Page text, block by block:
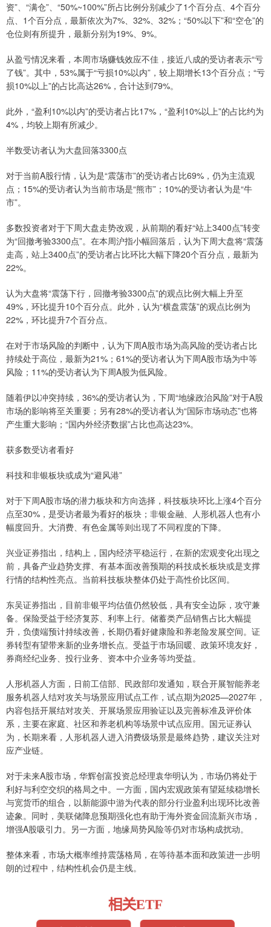
资”、“满仓”、“50%~100%”所占比例分别减少了1个百分点、4个百分
点、1个百分点，最新依次为7%、32%、32%；“50%以下”和“空仓”的
仓位则有所提升，最新分别为19%、9%。
从盈亏情况来看，本周市场赚钱效应不佳，接近八成的受访者表示“亏
了钱”。其中，53%属于“亏损10%以内”，较上期增长13个百分点；“亏
损10%以上”的占比高达26%，合计达到79%。
此外，“盈利10%以内”的受访者占比17%，“盈利10%以上”的占比约为
4%，均较上期有所减少。
半数受访者认为大盘回落3300点
对于当前A股行情，认为是“震荡市”的受访者占比69%，仍为主流观
点；15%的受访者认为当前市场是“熊市”；10%的受访者认为是“牛
市”。
多数投资者对于下周大盘走势改观，从前期的看好“站上3400点”转变
为“回撤考验3300点”。在本周沪指小幅回落后，认为下周大盘将“震荡
走高，站上3400点”的受访者占比环比大幅下降20个百分点，最新为
22%。
认为大盘将“震荡下行，回撤考验3300点”的观点比例大幅上升至
49%，环比提升10个百分点。此外，认为“横盘震荡”的观点比例为
22%，环比提升7个百分点。
在对于市场风险的判断中，认为下周A股市场为高风险的受访者占比
持续处于高位，最新为21%；61%的受访者认为下周A股市场为中等
风险；11%的受访者认为下周A股为低风险。
随着伊以冲突持续，36%的受访者认为，下周“地缘政治风险”对于A股
市场的影响将至关重要；另有28%的受访者认为“国际市场动态”也将
产生重大影响；“国内外经济数据”占比也高达23%。
获多数受访者看好
科技和非银板块或成为“避风港”
对于下周A股市场的潜力板块和方向选择，科技板块环比上涨4个百分
点至30%，是受访者最为看好的板块；非银金融、人形机器人也有小
幅度回升。大消费、有色金属等则出现了不同程度的下降。
兴业证券指出，结构上，国内经济平稳运行，在新的宏观变化出现之
前，具备产业趋势支撑、有基本面改善预期的科技成长板块或是支撑
行情的结构性亮点。当前科技板块整体仍处于高性价比区间。
东吴证券指出，目前非银平均估值仍然较低，具有安全边际，攻守兼
备。保险受益于经济复苏、利率上行。储蓄类产品销售占比大幅提
升，负债端预计持续改善，长期仍看好健康险和养老险发展空间。证
券转型有望带来新的业务增长点。受益于市场回暖、政策环境友好，
券商经纪业务、投行业务、资本中介业务等均受益。
人形机器人方面，日前工信部、民政部印发通知，联合开展智能养老
服务机器人结对攻关与场景应用试点工作，试点期为2025—2027年，
内容包括开展结对攻关、开展场景应用验证以及完善标准及评价体
系，主要在家庭、社区和养老机构等场景中试点应用。国元证券认
为，长期来看，人形机器人进入消费级场景是最终趋势，建议关注对
应产业链。
对于未来A股市场，华辉创富投资总经理袁华明认为，市场仍将处于
利好与利空交织的格局之中。一方面，国内宏观政策有望延续稳增长
与宽货币的组合，以新能源中游为代表的部分行业盈利出现环比改善
迹象。同时，美联储降息预期强化也有助于海外资金回流新兴市场，
增强A股吸引力。另一方面，地缘局势风险等仍对市场构成扰动。
整体来看，市场大概率维持震荡格局，在等待基本面和政策进一步明
朗的过程中，结构性机会仍是主线。